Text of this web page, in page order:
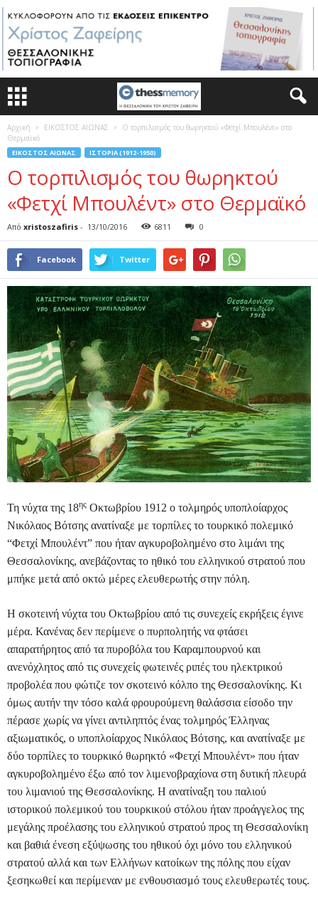
Αρχική ΕΙΚΟΣΤΟΣ ΑΙΩΝΑΣ
Ο τορπιλισμός του θωρηκτού «Φετχί Μπουλέντ» στο
Θερμαϊκό
ΕΙΚΟΣΤΟΣ ΑΙΩΝΑΣ ΙΣΤΟΡΊΑ (1912-1950)
Ο τορπιλισμός του θωρηκτού
«Φετχί Μπουλέντ» στο Θερμαϊκό
Από xristoszafiris - 13/10/2016 6811 0
Facebook Twitter
Τη νύχτα της 18ης Οκτωβρίου 1912 ο τολμηρός υποπλοίαρχος
Νικόλαος Βότσης ανατίναξε με τορπίλες το τουρκικό πολεμικό
“Φετχί Μπουλέντ” που ήταν αγκυροβολημένο στο λιμάνι της
Θεσσαλονίκης, ανεβάζοντας το ηθικό του ελληνικού στρατού που
μπήκε μετά από οκτώ μέρες ελευθερωτής στην πόλη.
Η σκοτεινή νύχτα του Οκτωβρίου από τις συνεχείς εκρήξεις έγινε
μέρα. Κανένας δεν περίμενε ο πυρπολητής να φτάσει
απαρατήρητος από τα πυροβόλα του Καραμπουρνού και
ανενόχλητος από τις συνεχείς φωτεινές ριπές του ηλεκτρικού
προβολέα που φώτιζε τον σκοτεινό κόλπο της Θεσσαλονίκης. Κι
όμως αυτήν την τόσο καλά φρουρούμενη θαλάσσια είσοδο την
πέρασε χωρίς να γίνει αντιληπτός ένας τολμηρός Έλληνας
αξιωματικός, ο υποπλοίαρχος Νικόλαος Βότσης, και ανατίναξε με
δύο τορπίλες το τουρκικό θωρηκτό «Φετχί Μπουλέντ» που ήταν
αγκυροβολημένο έξω από τον λιμενοβραχίονα στη δυτική πλευρά
του λιμανιού της Θεσσαλονίκης. Η ανατίναξη του παλιού
ιστορικού πολεμικού του τουρκικού στόλου ήταν προάγγελος της
μεγάλης προέλασης του ελληνικού στρατού προς τη Θεσσαλονίκη
και βαθιά ένεση εξύψωσης του ηθικού όχι μόνο του ελληνικού
στρατού αλλά και των Ελλήνων κατοίκων της πόλης που είχαν
ξεσηκωθεί και περίμεναν με ενθουσιασμό τους ελευθερωτές τους.